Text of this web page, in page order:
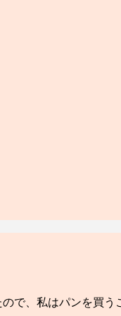
で、私はパンを買う